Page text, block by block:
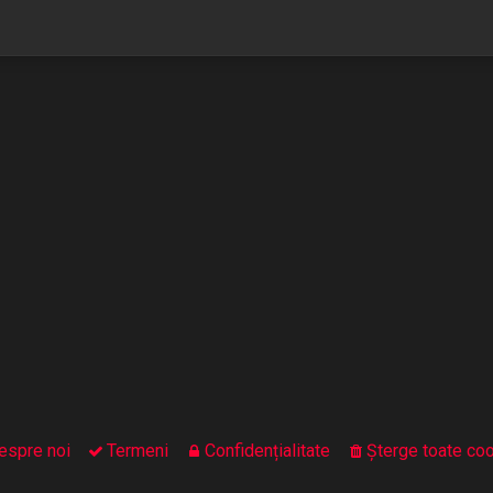
Şterge toate
Confidențialitate
Termeni
noi